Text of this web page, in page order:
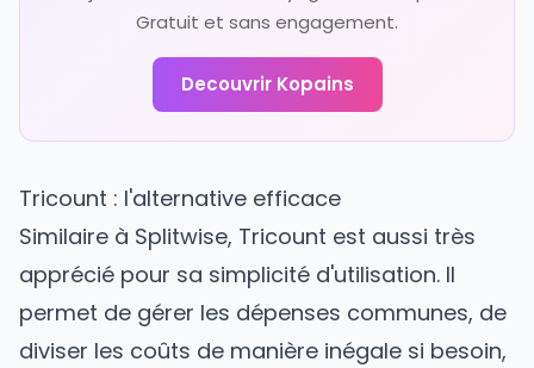
Gratuit et sans engagement.
Decouvrir Kopains
Tricount : l'alternative efficace
Similaire à Splitwise, Tricount est aussi très
apprécié pour sa simplicité d'utilisation. Il
permet de gérer les dépenses communes, de
diviser les coûts de manière inégale si besoin,